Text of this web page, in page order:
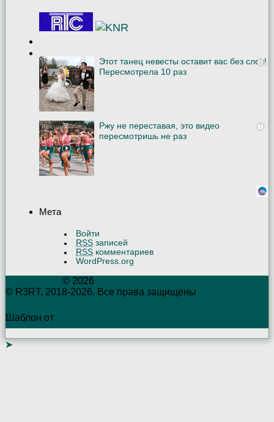
i
Этот танец невесты оставит вас без слов!
Пересмотрела 10 раз
i
Ржу не переставая, это видео
пересмотришь не раз
Мета
Войти
RSS записей
RSS комментариев
WordPress.org
© 2026
© R3RT, 2018-2026. Все права защищены
Шаблон от
➤